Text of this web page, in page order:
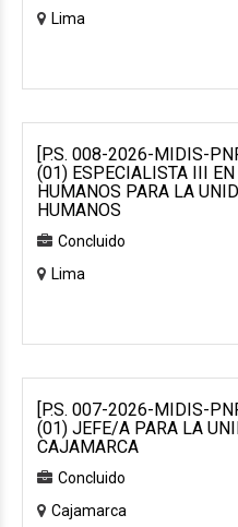
Lima
[P.S. 008-2026-MIDIS-
(01) ESPECIALISTA III EN
HUMANOS PARA LA
HUMANOS
Concluido
Lima
[P.S. 007-2026-MIDIS-
(01) JEFE/A PARA LA
CAJAMARCA
Concluido
Cajamarca